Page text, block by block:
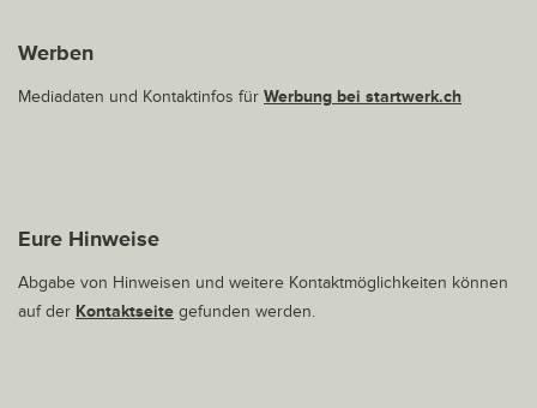
Werben
Mediadaten und Kontaktinfos für Werbung bei startwerk.ch
Eure Hinweise
Abgabe von Hinweisen und weitere Kontaktmöglichkeiten können
auf der Kontaktseite gefunden werden.